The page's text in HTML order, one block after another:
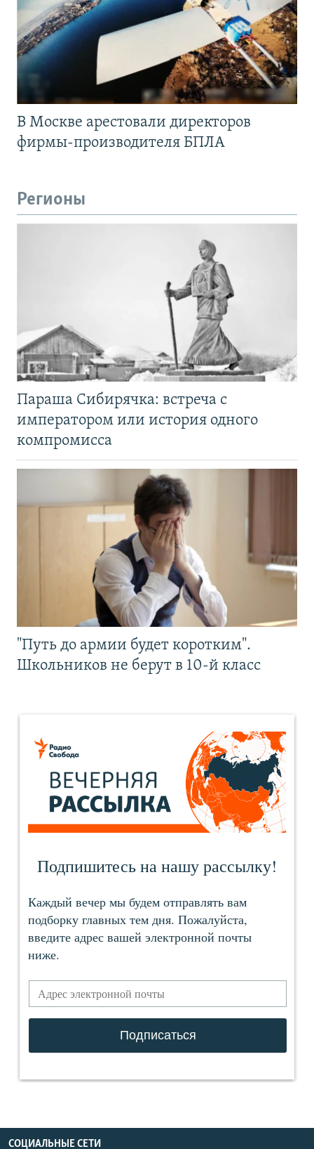
В Москве арестовали директоров
фирмы-производителя БПЛА
Регионы
Параша Сибирячка: встреча с
императором или история одного
компромисса
"Путь до армии будет коротким".
Школьников не берут в 10-й класс
СОЦИАЛЬНЫЕ СЕТИ